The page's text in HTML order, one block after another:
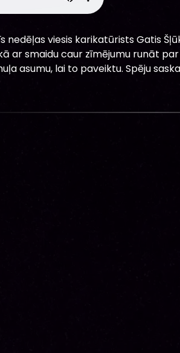
nedēļas viesis karikatūrists Gatis
ar smaidu caur zīmējumu runāt
asumu, lai to paveiktu. Spēju